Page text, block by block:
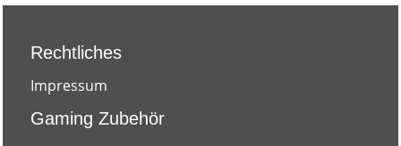
Rechtliches
Impressum
Gaming Zubehör